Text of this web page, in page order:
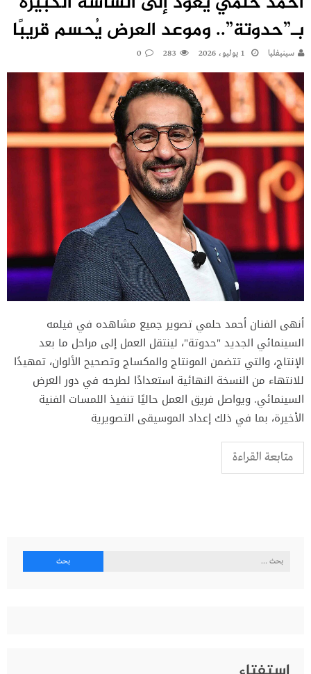
بـ”حدوتة”.. وموعد العرض يُحسم قريبًا
سينيفليا 1 يوليو، 2026 283
0
أنهى الفنان أحمد حلمي تصوير جميع مشاهده في فيلمه
السينمائي الجديد "حدوتة"، لينتقل العمل إلى مراحل ما بعد
الإنتاج، والتي تتضمن المونتاج والمكساج وتصحيح الألوان، تمهيدًا
للانتهاء من النسخة النهائية استعدادًا لطرحه في دور العرض
السينمائي. ويواصل فريق العمل حاليًا تنفيذ اللمسات الفنية
الأخيرة، بما في ذلك إعداد الموسيقى التصويرية
متابعة القراءة
البحث